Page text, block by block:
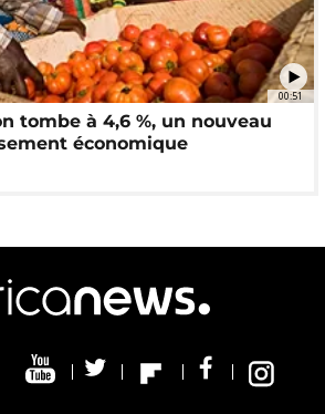
00:51
tombe à 4,6 %, un nouveau
économique